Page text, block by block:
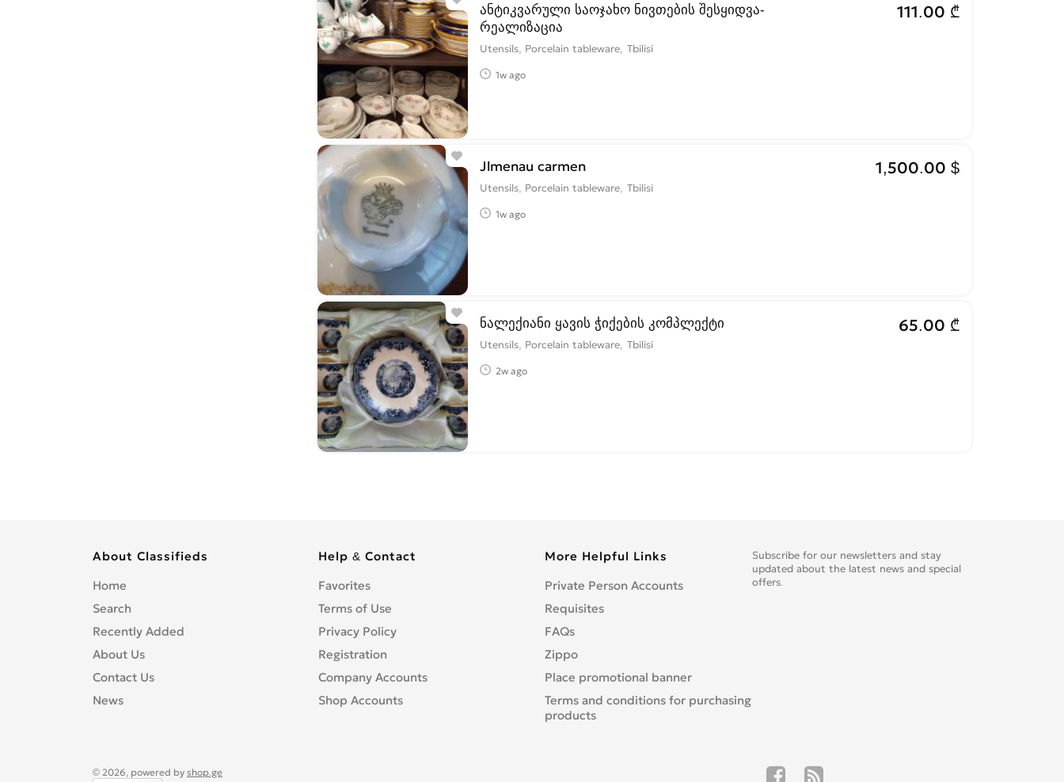
ანტიკვარული საოჯახო ნივთების შესყიდვა-
რეალიზაცია
Utensils, Porcelain tableware Tbilisi
1w ago
111.00 ₾
Jlmenau carmen
Utensils, Porcelain tableware Tbilisi
1w ago
1,500.00 $
ნალექიანი ყავის ჭიქების კომპლექტი
Utensils, Porcelain tableware Tbilisi
2w ago
65.00 ₾
Subscribe for our newsletters and stay
updated about the latest news and special
offers.
About Classifieds
Home
Search
Recently Added
About Us
Contact Us
News
Help & Contact
Favorites
Terms of Use
Privacy Policy
Registration
Company Accounts
Shop Accounts
More Helpful Links
Private Person Accounts
Requisites
FAQs
Zippo
Place promotional banner
Terms and conditions for purchasing
products
© 2026, powered by shop.ge